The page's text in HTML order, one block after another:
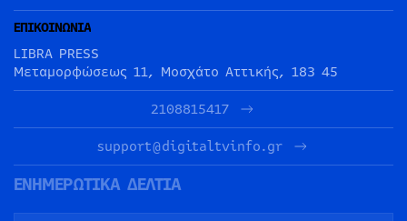
ΕΠΙΚΟΙΝΩΝΙΑ
LIBRA PRESS
Μεταμορφώσεως 11, Μοσχάτο Αττικής, 183 45
2108815417
support@digitaltvinfo.gr
ΕΝΗΜΕΡΩΤΙΚΑ ΔΕΛΤΙΑ